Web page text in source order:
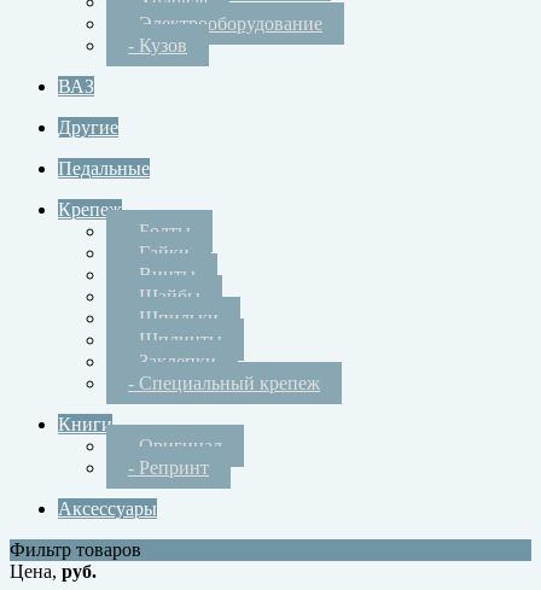
- Электрооборудование
- Кузов
ВАЗ
Другие
Педальные
Крепеж
- Болты
- Гайки
- Винты
- Шайбы
- Шпильки
- Шплинты
- Заклепки
- Специальный крепеж
Книги
- Оригинал
- Репринт
Аксессуары
Фильтр товаров
Цена, руб.